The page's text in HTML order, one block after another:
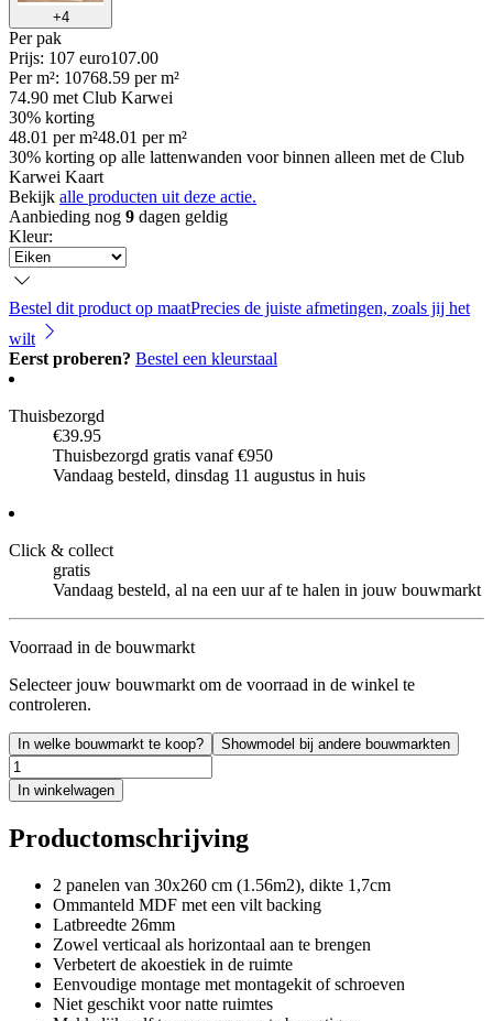
+4
Per pak
Prijs: 107 euro107.00
Per m²: 10768.59 per m²
74.90 met Club Karwei
30% korting
48.01 per m²48.01 per m²
30% korting op alle lattenwanden voor binnen alleen met de Club
Karwei Kaart
Bekijk alle producten uit deze actie.
Aanbieding nog 9 dagen geldig
Kleur:
Bestel dit product op maatPrecies de juiste afmetingen, zoals jij het
wilt
Eerst proberen? Bestel een kleurstaal
Thuisbezorgd
€39.95
Thuisbezorgd gratis vanaf €950
Vandaag besteld, dinsdag 11 augustus in huis
Click & collect
gratis
Vandaag besteld, al na een uur af te halen in jouw bouwmarkt
Voorraad in de bouwmarkt
Selecteer jouw bouwmarkt om de voorraad in de winkel te
controleren.
In welke bouwmarkt te koop? Showmodel bij andere bouwmarkten
In winkelwagen
Productomschrijving
2 panelen van 30x260 cm (1.56m2), dikte 1,7cm
Ommanteld MDF met een vilt backing
Latbreedte 26mm
Zowel verticaal als horizontaal aan te brengen
Verbetert de akoestiek in de ruimte
Eenvoudige montage met montagekit of schroeven
Niet geschikt voor natte ruimtes